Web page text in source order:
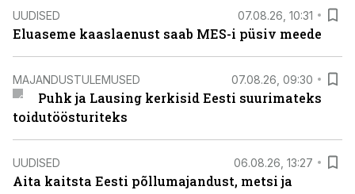
UUDISED 07.08.26, 10:31
Eluaseme kaaslaenust saab MES-i püsiv meede
MAJANDUSTULEMUSED 07.08.26, 09:30
Puhk ja Lausing kerkisid Eesti suurimateks
toidutöösturiteks
UUDISED 06.08.26, 13:27
Aita kaitsta Eesti põllumajandust, metsi ja